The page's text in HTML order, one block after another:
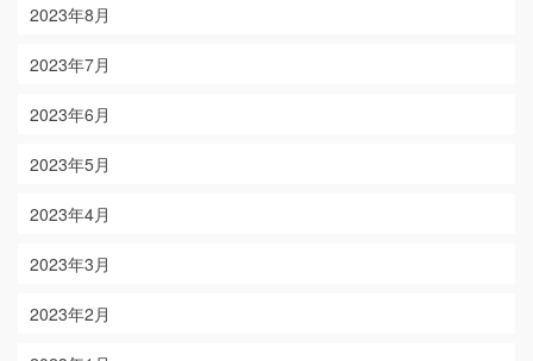
2023年8月
2023年7月
2023年6月
2023年5月
2023年4月
2023年3月
2023年2月